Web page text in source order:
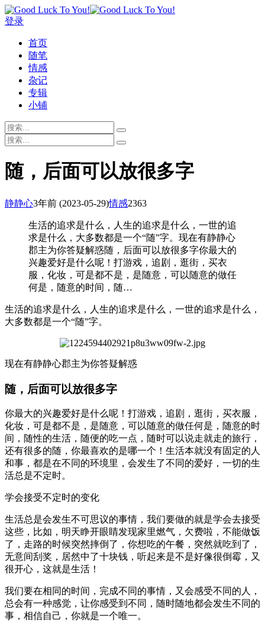
登录
首页
随笔
情感
杂记
专辑
小铺
随，后面可以放很多字
静静心3年前 (2023-05-29)情感2363
生活的追求是什么，人生的追求是什么，一世的追
求是什么，大多数都是一个“随”字。现在有静静心
郡主为你答疑解惑随，后面可以放很多字你最大的
兴趣爱好是什么呢！打游戏，追剧，逛街，买衣
服，化妆，可是都不是，是随意，可以随意的做任
何是，随意的时间，随…
生活的追求是什么，人生的追求是什么，一世的追求是什么，
大多数都是一个“随”字。
现在有静静心郡主为你答疑解惑
随，后面可以放很多字
你最大的兴趣爱好是什么呢！打游戏，追剧，逛街，买衣服，
化妆，可是都不是，是随意，可以随意的做任何是，随意的时
间，随性的生活，随便的吃一点，随时可以说走就走的旅行，
还有很多的随，你最喜欢的是哪一个！生活本就没有固定的人
和事，都是在不同的环境里，会发生了不同的爱好，一切的生
活总是不定时。
学会接受不定时的变化
生活总是会发生不可思议的事情，我们要做的就是学会去接受
这些，比如，明天睁开眼睛发现家里燃气，欠费啦，不能做饭
了，走路的时候突然摔倒了，你想吃的午餐，突然就吃到了，
无意间刮奖，居然中了十块钱，听起来是不是好像很倒霉，又
很开心，这就是生活！
我们要在相同的时间，完成不同的事情，又会感受不同的人，
总会有一种感觉，让你感受到不同，随时随地都会发生不同的
事，相信自己，你就是一个唯一。